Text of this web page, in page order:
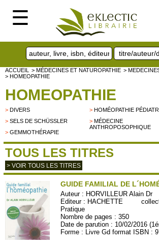
☰
ACCUEIL > MÉDECINES ET NATUROPATHIE >
> HOMEOPATHIE
HOMEOPATHIE
> DIVERS >HOMÉOPATHIE
> SELS DE SCHÜSSLER >MÉDECINE
ANTHROPOSOPHIQUE
> GEMMOTHÉRAPIE
TOUS LES TITRES
> VOIR TOUS LES TITRES
GUIDE FAMILIAL DE
Auteur : HORVILLEUR Alain Dr
Editeur : HACHETTE
Pratique
Nombre de pages : 350
Date de parution : 10/02/2016
Forme : Livre Gd format ISBN :